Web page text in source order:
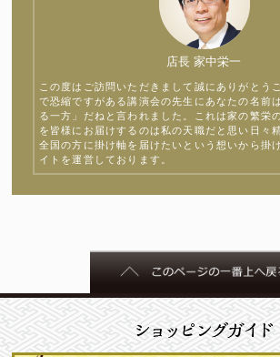
店長 家中栄一
この度はご訪問いただきまして誠にありがとう
で恐縮ですがある講演会の先生にあなたの名前
る一方」だねと言われました。これは家の繁栄
を皆様にお届けするのは私の天職だと思い日々
全国の方に掛け軸を届けたいという想いから掛
イトを運営しております。